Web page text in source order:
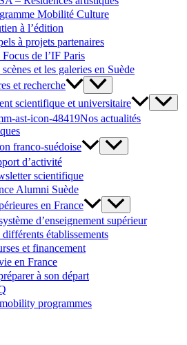
Mobilité Culture
à l’édition
à projets partenaires
Focus de l’IF Paris
et les galeries en Suède
et recherche
scientifique et universitaire
Nos actualités
franco-suédoise
d’activité
scientifique
Alumni Suède
en France
d’enseignement supérieur
différents établissements
et financement
en France
à son départ
programmes